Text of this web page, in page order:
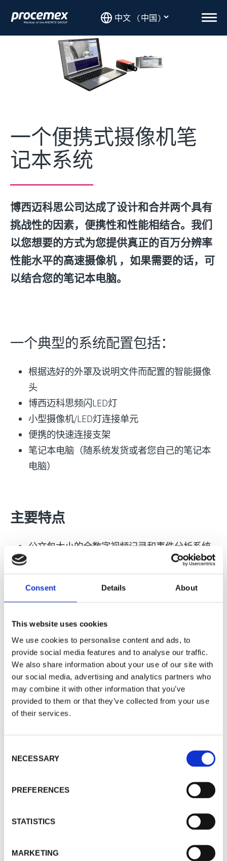
Consent Details About
This website uses cookies
We use cookies to personalise content and ads, to
provide social media features and to analyse our traffic.
We also share information about your use of our site with
our social media, advertising and analytics partners who
may combine it with other information that you’ve
provided to them or that they’ve collected from your use
of their services.
NECESSARY
PREFERENCES
STATISTICS
MARKETING
content
一个便携式摄像机笔
记本系统
博西迈科思公司达成了设计和合并两个具有
挑战性的因素，便携性和性能相结合。我们
以您想要的方式为您提供真正的百万分辨率
性能水平的高速摄像机 ，如果需要的话，可
以结合您的笔记本电脑。
一个典型的系统配置包括：
根据选好的外罩及说明文件而配置的智能摄像
头
博西迈科思频闪LED灯
小型摄像机/LED灯连接单元
便携的快速连接支架
笔记本电脑（随系统发货或者您自己的笔记本
电脑）
主要特点
公文包大小的全数字视频记录和事件分析系统
高分辨率连续图像在摄像机先进先出的内部内
损件）
同时的数据记录和传输到笔记本（公司超级循
环存储概念）
基于智能摄像机的图像分辨率和帧速率
帮助你快速反应，没有丢失或错放行李的可能
性（飞机上随身携带的东西）
公文包大小的全数字视频记录和事件分析
包括断纸监视和纸病检测系统的全部应用工具
全部断纸监视和纸病检测功能集成于便携式的